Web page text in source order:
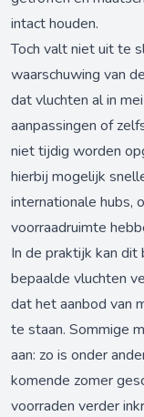
intact houden.
Toch valt niet uit te
waarschuwing van
dat vluchten al in
aanpassingen of
niet tijdig worden
hierbij mogelijk
internationale hubs,
voorraadruimte
In de praktijk kan
bepaalde vluchten
dat het aanbod van
te staan. Sommige
aan: zo is onder
komende zomer
voorraden verder